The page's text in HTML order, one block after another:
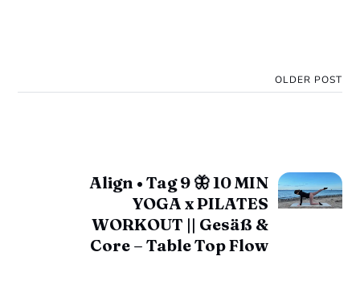
OLDER POST
Align • Tag 9 🦋 10 MIN
YOGA x PILATES
WORKOUT || Gesäß &
Core – Table Top Flow